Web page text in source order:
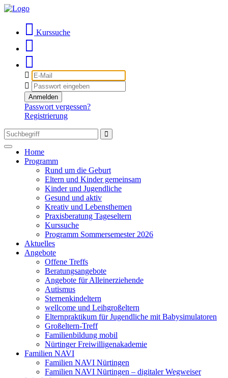
Kurssuche
E-
Mail
Passwort
Anmelden
Passwort vergessen?
Registrierung
Toggle
navigation
Home
Programm
Rund um die Geburt
Eltern und Kinder gemeinsam
Kinder und Jugendliche
Gesund und aktiv
Kreativ und Lebensthemen
Praxisberatung Tageseltern
Kurssuche
Programm Sommersemester 2026
Aktuelles
Angebote
Offene Treffs
Beratungsangebote
Angebote für Alleinerziehende
Autismus
Sternenkindeltern
wellcome und Leihgroßeltern
Elternpraktikum für Jugendliche mit Babysimulatoren
Großeltern-Treff
Familienbildung mobil
Nürtinger Freiwilligenakademie
Familien NAVI
Familien NAVI Nürtingen
Familien NAVI Nürtingen – digitaler Wegweiser